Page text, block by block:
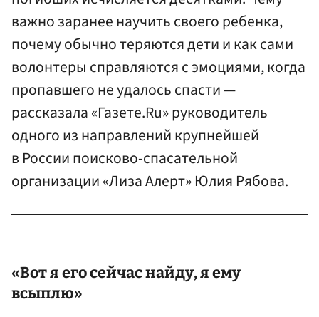
важно заранее научить своего ребенка,
почему обычно теряются дети и как сами
волонтеры справляются с эмоциями, когда
пропавшего не удалось спасти —
рассказала «Газете.Ru» руководитель
одного из направлений крупнейшей
в России поисково-спасательной
организации «Лиза Алерт» Юлия Рябова.
«Вот я его сейчас найду, я ему
всыплю»